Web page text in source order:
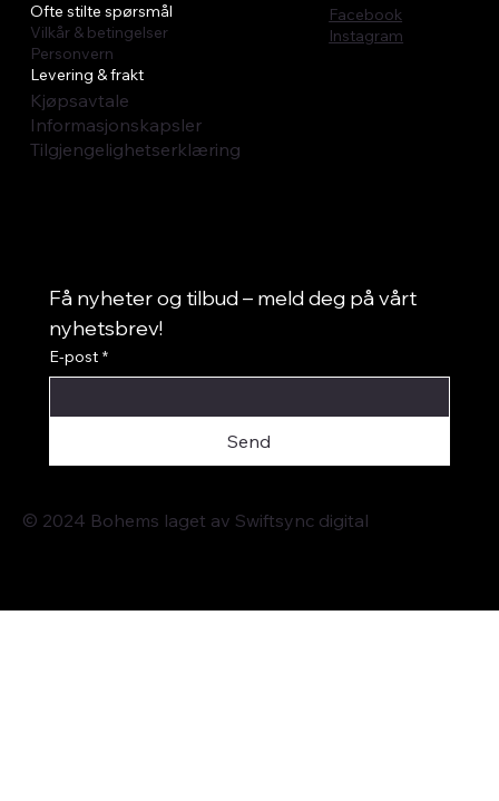
Ofte stilte spørsmål
Vilkår & betingelser
Personvern
Levering & frakt
Kjøpsavtale
Informasjonskapsler
Tilgjengelighetserklæring
Facebook
Instagram
Få nyheter og tilbud – meld deg på vårt
nyhetsbrev!
E-post *
Send
© 2024 Bohems laget av Swiftsync digital